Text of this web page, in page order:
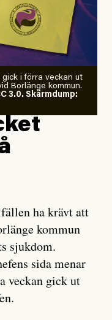
gick i förra veckan ut
Borlänge kommun.
3.0. Skärmdump:
ha krävt att
kommun
sjukdom.
sida menar
veckan gick ut